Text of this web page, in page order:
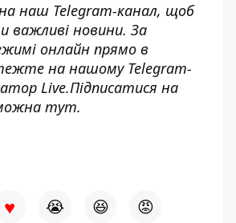
наш Telegram-канал, щоб
важливі новини. За
онлайн прямо в
на нашому Telegram-
Live.Підписатися на
тут.
♥ 😭 😆 😡